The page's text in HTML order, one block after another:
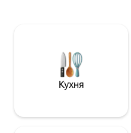
Кухня